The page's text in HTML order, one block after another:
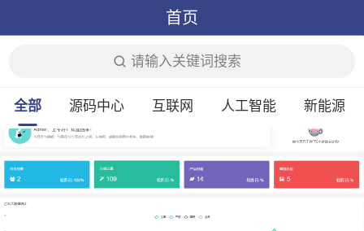
首页
请输入关键词搜索
全部 源码中心 互联网 人工智能 新能源